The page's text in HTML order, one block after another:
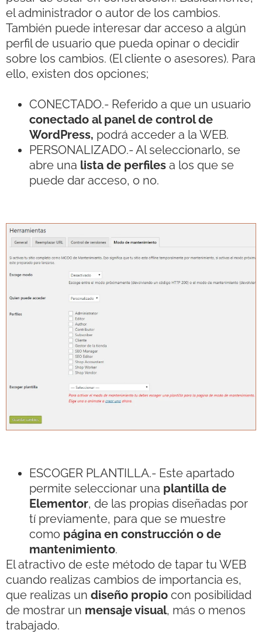
el administrador o autor de los cambios.
También puede interesar dar acceso a algún
perfil de usuario que pueda opinar o decidir
sobre los cambios. (El cliente o asesores). Para
ello, existen dos opciones;
CONECTADO.- Referido a que un usuario
conectado al panel de control de
WordPress, podrá acceder a la WEB.
PERSONALIZADO.- Al seleccionarlo, se
abre una lista de perfiles a los que se
puede dar acceso, o no.
ESCOGER PLANTILLA.- Este apartado
permite seleccionar una plantilla de
Elementor, de las propias diseñadas por
tí previamente, para que se muestre
como página en construcción o de
mantenimiento.
El atractivo de este método de tapar tu WEB
cuando realizas cambios de importancia es,
que realizas un diseño propio con posibilidad
de mostrar un mensaje visual, más o menos
trabajado.